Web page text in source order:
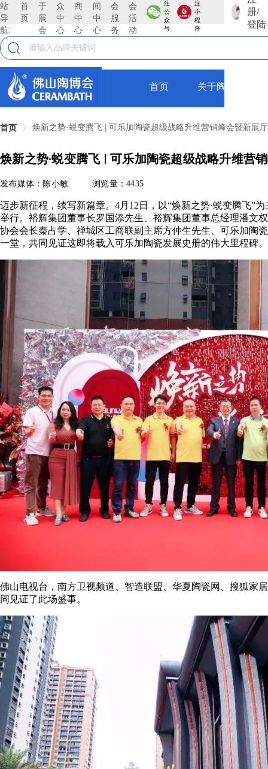
站
导
航:
首
页
于
展
会
众
中
心
商
中
心
闻
中
心
会
服
务
会
活
动
注
公
众
号
注
小
程
序
册/
登陆
首页 关于陶博会
首页 焕新之势·蜕变腾飞 | 可乐加陶瓷超级战略升维营销峰会暨新展
焕新之势·蜕变腾飞 | 可乐加陶瓷超级战略升维营
发布媒体：陈小敏 浏览量：4435
迈步新征程，续写新篇章。4月12日，以“焕新之势·蜕变腾飞”
举行。裕辉集团董事长罗国添先生、裕辉集团董事总经理潘文
协会会长秦占学、禅城区工商联副主席方仲生先生、可乐加陶
一堂，共同见证这即将载入可乐加陶瓷发展史册的伟大里程碑。
佛山电视台，南方卫视频道、智造联盟、华夏陶瓷网、搜狐家
同见证了此场盛事。